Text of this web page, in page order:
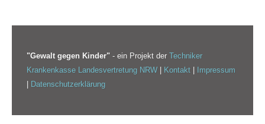
"Gewalt gegen Kinder" - ein Projekt der Techniker
Krankenkasse Landesvertretung NRW | Kontakt | Impressum
| Datenschutzerklärung